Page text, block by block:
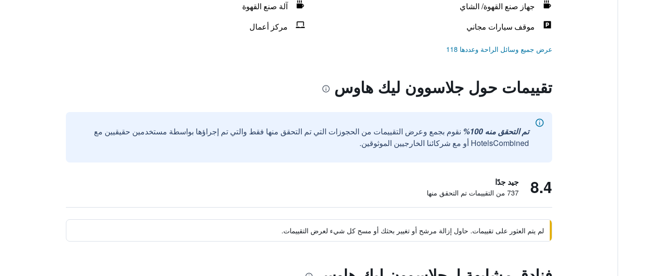
جهاز صنع القهوة/ الشاي
آلة صنع القهوة
موقف سيارات مجاني
مركز أعمال
عرض جميع وسائل الراحة وعددها 118
تقييمات حول جلاسوون ليك هاوس
تم التحقق منه 100%
نقوم بجمع وعرض التقييمات من الحجوزات التي تم التحقق منها فقط والتي تم إجراؤها بواسطة مستخدمين حقيقيين مع
HotelsCombined أو مع شركائنا الخارجيين الموثوقين.
8.4 جيد جدًا
737 من التقييمات تم التحقق منها
لم يتم العثور على تقييمات. حاول إزالة مرشح أو تغيير بحثك أو مسح كل شيء لعرض التقييمات.